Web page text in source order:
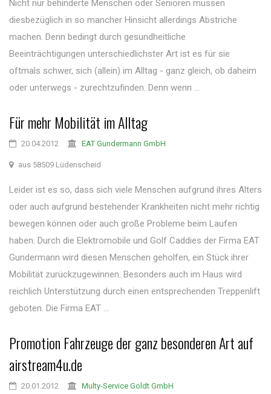
Nicht nur behinderte Menschen oder Senioren müssen
diesbezüglich in so mancher Hinsicht allerdings Abstriche
machen. Denn bedingt durch gesundheitliche
Beeinträchtigungen unterschiedlichster Art ist es für sie
oftmals schwer, sich (allein) im Alltag - ganz gleich, ob daheim
oder unterwegs - zurechtzufinden. Denn wenn ...
Für mehr Mobilität im Alltag
20.04.2012 EAT Gundermann GmbH
aus 58509 Lüdenscheid
Leider ist es so, dass sich viele Menschen aufgrund ihres Alters
oder auch aufgrund bestehender Krankheiten nicht mehr richtig
bewegen können oder auch große Probleme beim Laufen
haben. Durch die Elektromobile und Golf Caddies der Firma EAT
Gundermann wird diesen Menschen geholfen, ein Stück ihrer
Mobilität zurückzugewinnen. Besonders auch im Haus wird
reichlich Unterstützung durch einen entsprechenden Treppenlift
geboten. Die Firma EAT ...
Promotion Fahrzeuge der ganz besonderen Art auf
airstream4u.de
20.01.2012 Multy-Service Goldt GmbH